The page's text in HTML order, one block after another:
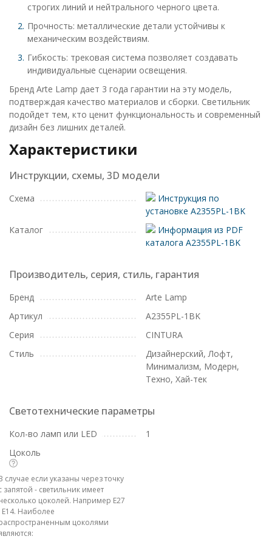
строгих линий и нейтрального черного цвета.
Прочность: металлические детали устойчивы к
механическим воздействиям.
Гибкость: трековая система позволяет создавать
индивидуальные сценарии освещения.
Бренд Arte Lamp дает 3 года гарантии на эту модель,
подтверждая качество материалов и сборки. Светильник
подойдет тем, кто ценит функциональность и современный
дизайн без лишних деталей.
Характеристики
Инструкции, схемы, 3D модели
Схема
Инструкция по
установке A2355PL-1BK
Каталог
Информация из PDF
каталога A2355PL-1BK
Производитель, серия, стиль, гарантия
Бренд
Arte Lamp
Артикул
A2355PL-1BK
Серия
CINTURA
Стиль
Дизайнерский, Лофт,
Минимализм, Модерн,
Техно, Хай-тек
Светотехнические параметры
Кол-во ламп или LED
1
Цоколь
случае если указаны через точку
запятой - светильник имеет
цоколей. Например E27
E14. Наиболее
цоколями